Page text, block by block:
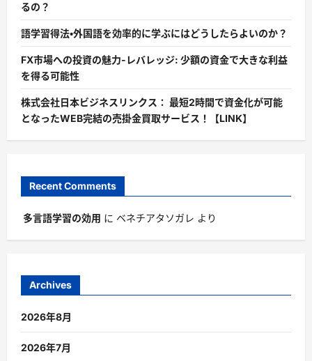
るの？
語学習得法・外国語を効率的に学ぶにはどうしたらよいのか？
FX市場への投資の魅力-レバレッジ: 少額の資金で大きな利益
を得る可能性
株式会社日本ビジネスリンクス： 最短2時間で資金化が可能
となったWEB完結の売掛金買取サービス！【LINK】
Recent Comments
多言語学習の効用 に ベネチアタソガレ より
Archives
2026年8月
2026年7月